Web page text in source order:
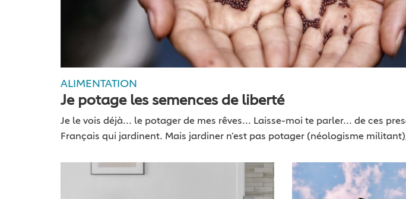
ALIMENTATION
Je potage les semences de liberté
Je le vois déjà... le potager de mes rêves... Laisse-moi te parler... de ces
Français qui jardinent. Mais jardiner n’est pas potager (néologisme